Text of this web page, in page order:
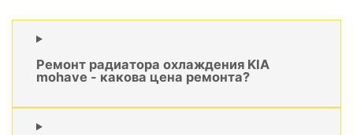
Ремонт радиатора охлаждения KIA
mohave - какова цена ремонта?